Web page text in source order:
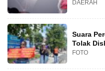
DAERAH
Suara
Tolak
FOTO